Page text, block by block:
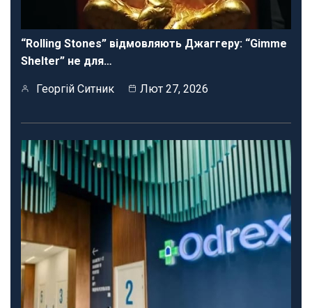
“Rolling Stones” відмовляють Джаггеру: “Gimme
Shelter” не для…
Георгій Ситник Лют 27, 2026